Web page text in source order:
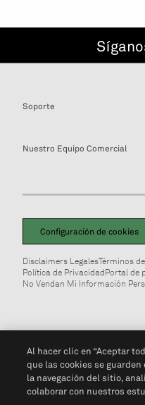
Soporte
Nuestro Equipo Comercial
Configuración de cookies
Disclaimers LegalesTérminos
Política de PrivacidadPortal de
No Vendan Mi Información
Al hacer clic en “Aceptar
que las cookies se
la navegación del sitio,
colaborar con nuestros